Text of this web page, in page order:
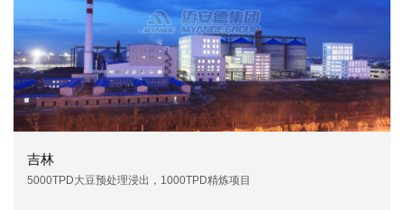
吉林
5000TPD大豆预处理浸出，1000TPD精炼项目